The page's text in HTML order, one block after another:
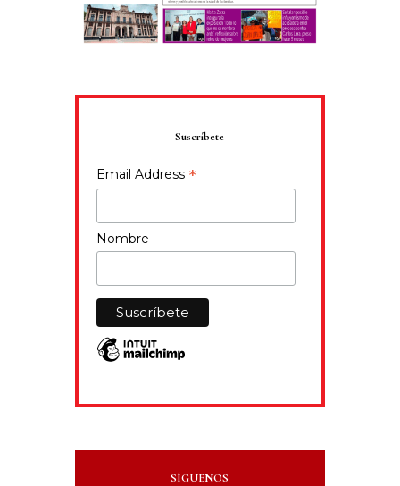
Suscríbete
Email Address *
Nombre
SÍGUENOS